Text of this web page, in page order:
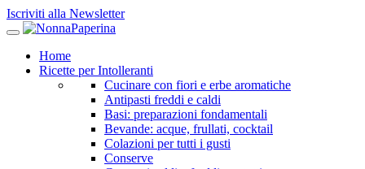
Iscriviti alla Newsletter
Home
Ricette per Intolleranti
Cucinare con fiori e erbe aromatiche
Antipasti freddi e caldi
Basi: preparazioni fondamentali
Bevande: acque, frullati, cocktail
Colazioni per tutti i gusti
Conserve